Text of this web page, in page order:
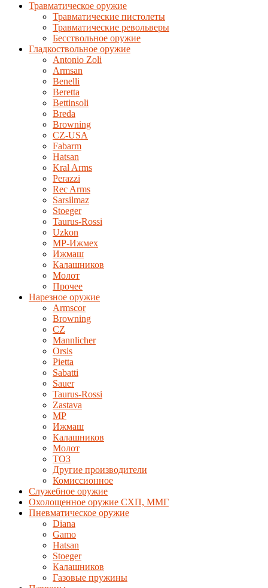
Травматическое оружие
Травматические пистолеты
Травматические револьверы
Бесствольное оружие
Гладкоствольное оружие
Antonio Zoli
Armsan
Benelli
Beretta
Bettinsoli
Breda
Browning
CZ-USA
Fabarm
Hatsan
Kral Arms
Perazzi
Rec Arms
Sarsilmaz
Stoeger
Taurus-Rossi
Uzkon
MP-Ижмех
Ижмаш
Калашников
Молот
Прочее
Нарезное оружие
Armscor
Browning
CZ
Mannlicher
Orsis
Pietta
Sabatti
Sauer
Taurus-Rossi
Zastava
MP
Ижмаш
Калашников
Молот
ТОЗ
Другие производители
Комиссионное
Служебное оружие
Охолощенное оружие СХП, ММГ
Пневматическое оружие
Diana
Gamo
Hatsan
Stoeger
Калашников
Газовые пружины